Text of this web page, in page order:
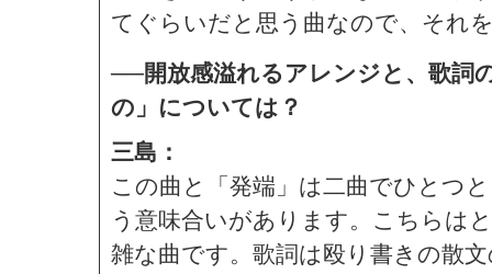
てぐらいだと思う曲なので、それ
──開放感溢れるアレンジと、歌詞
の」については？
三島：
この曲と「発端」は二曲でひとつ
う意味合いがあります。こちらは
雑な曲です。歌詞は殴り書きの散